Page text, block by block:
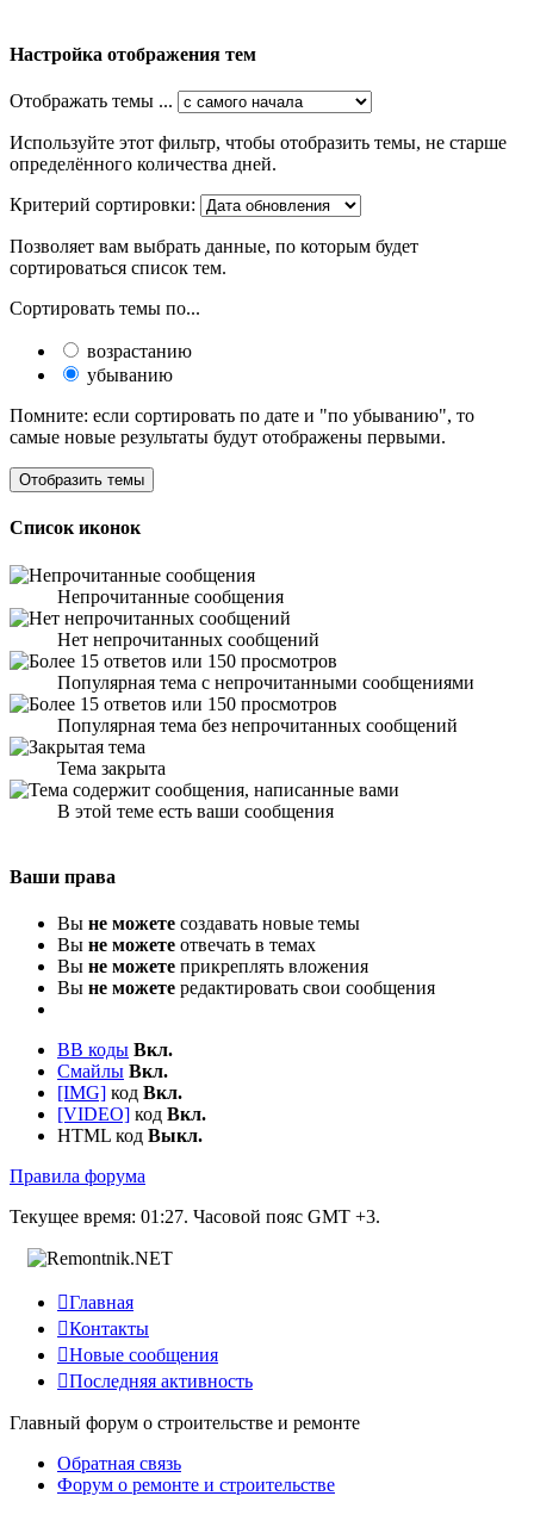
Настройка отображения тем
Отображать темы ...
Используйте этот фильтр, чтобы отобразить темы, не старше
определённого количества дней.
Критерий сортировки:
Позволяет вам выбрать данные, по которым будет
сортироваться список тем.
Сортировать темы по...
возрастанию
убыванию
Помните: если сортировать по дате и "по убыванию", то
самые новые результаты будут отображены первыми.
Список иконок
Непрочитанные сообщения
Нет непрочитанных сообщений
Популярная тема с непрочитанными сообщениями
Популярная тема без непрочитанных сообщений
Тема закрыта
В этой теме есть ваши сообщения
Ваши права
Вы не можете создавать новые темы
Вы не можете отвечать в темах
Вы не можете прикреплять вложения
Вы не можете редактировать свои сообщения
BB коды Вкл.
Смайлы Вкл.
[IMG] код Вкл.
[VIDEO] код Вкл.
HTML код Выкл.
Правила форума
Текущее время: 01:27. Часовой пояс GMT +3.
Главная
Контакты
Новые сообщения
Последняя активность
Главный форум о строительстве и ремонте
Обратная связь
Форум о ремонте и строительстве